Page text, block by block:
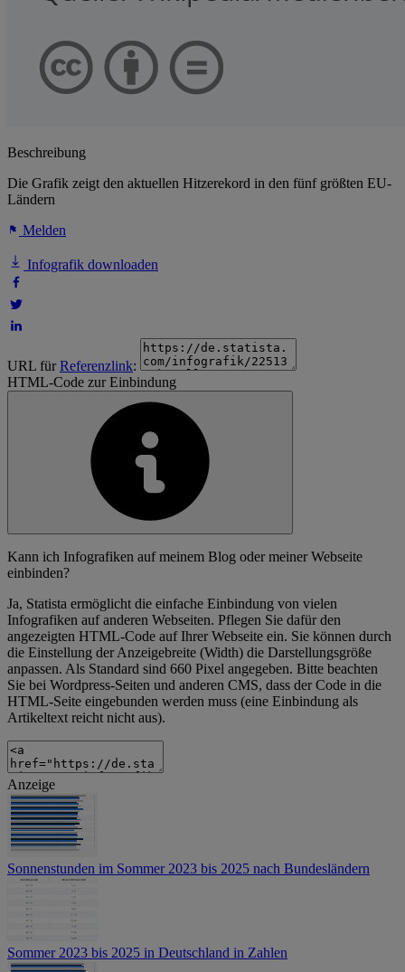
Beschreibung
Die Grafik zeigt den aktuellen Hitzerekord in den fünf größten EU-
Ländern
Melden
Infografik downloaden
URL fürReferenzlink:
HTML-Code zur Einbindung
Kann ich Infografiken auf meinem Blog oder meiner Webseite
einbinden?
Ja, Statista ermöglicht die einfache Einbindung von vielen
Infografiken auf anderen Webseiten. Pflegen Sie dafür den
angezeigten HTML-Code auf Ihrer Webseite ein. Sie können durch
die Einstellung der Anzeigebreite (Width) die Darstellungsgröße
anpassen. Als Standard sind 660 Pixel angegeben. Bitte beachten
Sie bei Wordpress-Seiten und anderen CMS, dass der Code in die
HTML-Seite eingebunden werden muss (eine Einbindung als
Artikeltext reicht nicht aus).
Anzeige
Sonnenstunden im Sommer 2023 bis 2025 nach Bundesländern
Sommer 2023 bis 2025 in Deutschland in Zahlen